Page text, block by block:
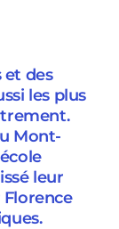
et des
les plus
Mont-
leur